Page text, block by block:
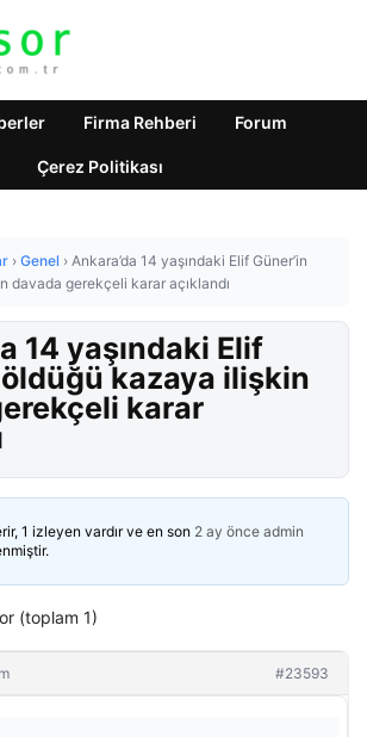
Firma Rehberi Forum
Çerez Politikası
› Genel › Ankara’da 14 yaşındaki Elif Güner’in
davada gerekçeli karar açıklandı
14 yaşındaki Elif
öldüğü kazaya ilişkin
karar
1 izleyen vardır ve en son 2 ay önce admin
(toplam 1)
#23593